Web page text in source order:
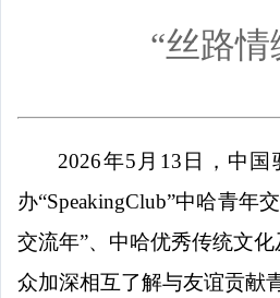
“丝路
2026年5 月 13 日，中
办“SpeakingClub”中哈青年
交流年”、中哈优秀传统文
众加深相互了解与友谊贡献